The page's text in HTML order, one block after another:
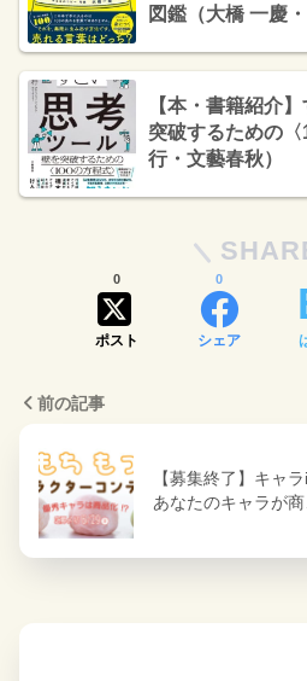
図鑑（大橋 一慶
【本・書籍紹介
突破するための
行・文藝春秋）
ポスト
0
シェア
0
前の記事
【募集終了】キャ
あなたのキャラが商